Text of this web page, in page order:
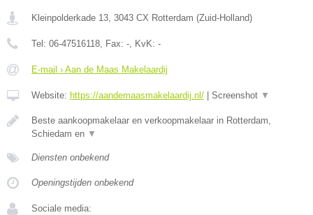
Kleinpolderkade 13, 3043 CX Rotterdam (Zuid-Holland)
Tel: 06-47516118, Fax: -, KvK: -
E-mail › Aan de Maas Makelaardij
Website: https://aandemaasmakelaardij.nl/ Screenshot ▼
Beste aankoopmakelaar en verkoopmakelaar in Rotterdam,
Schiedam en ▼
Diensten onbekend
Openingstijden onbekend
Sociale media: